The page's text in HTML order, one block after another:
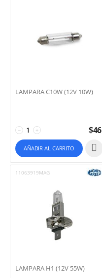
LAMPARA C10W (12V 10W)
+
− $46
AÑADIR AL CARRITO
11063919MAG
LAMPARA H1 (12V 55W)